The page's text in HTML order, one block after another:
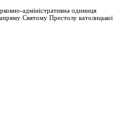
адміністративна одиниця
Святому Престолу католицької